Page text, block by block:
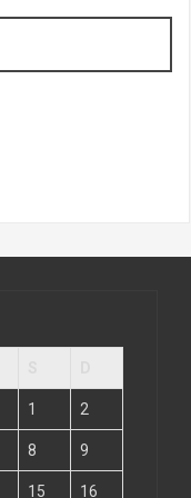
1 2
8 9
15 16